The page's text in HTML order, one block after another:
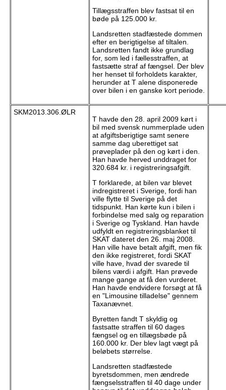
Tillægsstraffen blev fastsat til en
bøde på 125.000 kr.
Landsretten stadfæstede dommen
efter en berigtigelse af tiltalen.
Landsretten fandt ikke grundlag
for, som led i fællesstraffen, at
fastsætte straf af fængsel. Der blev
her henset til forholdets karakter,
herunder at T alene disponerede
over bilen i en ganske kort periode.
SKM2013.306.ØLR
T havde den 28. april 2009 kørt i
bil med svensk nummerplade uden
at afgiftsberigtige samt senere
samme dag uberettiget sat
prøveplader på den og kørt i den.
Han havde herved unddraget for
320.684 kr. i registreringsafgift.
T forklarede, at bilen var blevet
indregistreret i Sverige, fordi han
ville flytte til Sverige på det
tidspunkt. Han kørte kun i bilen i
forbindelse med salg og reparation
i Sverige og Tyskland. Han havde
udfyldt en registreringsblanket til
SKAT dateret den 26. maj 2008.
Han ville have betalt afgift, men fik
den ikke registreret, fordi SKAT
ville have, hvad der svarede til
bilens værdi i afgift. Han prøvede
mange gange at få den vurderet.
Han havde endvidere forsøgt at få
en "Limousine tilladelse" gennem
Taxanævnet.
Byretten fandt T skyldig og
fastsatte straffen til 60 dages
fængsel og en tillægsbøde på
160.000 kr. Der blev lagt vægt på
beløbets størrelse.
Landsretten stadfæstede
byretsdommen, men ændrede
fængselsstraffen til 40 dage under